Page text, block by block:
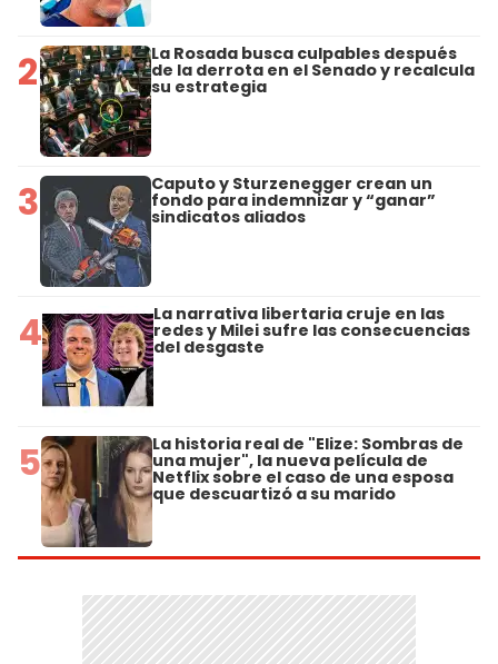
2 La Rosada busca culpables después
de la derrota en el Senado y recalcula
su estrategia
3 Caputo y Sturzenegger crean un
fondo para indemnizar y “ganar”
sindicatos aliados
4 La narrativa libertaria cruje en las
redes y Milei sufre las consecuencias
del desgaste
5 La historia real de "Elize: Sombras de
una mujer", la nueva película de
Netflix sobre el caso de una esposa
que descuartizó a su marido